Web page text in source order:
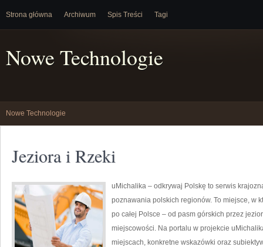
Strona główna Archiwum Spis Treści Tagi
Nowe Technologie
Nowe Technologie
Jeziora i Rzeki
uMichalika – odkrywaj Polskę to serwis
poznawania polskich regionów. To miejsce, w
po całej Polsce – od pasm górskich przez
miejscowości. Na portalu w projekcie
miejscach, konkretne wskazówki oraz